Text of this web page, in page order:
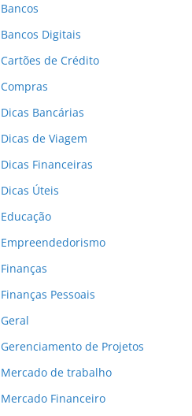
Bancos
Bancos Digitais
Cartões de Crédito
Compras
Dicas Bancárias
Dicas de Viagem
Dicas Financeiras
Dicas Úteis
Educação
Empreendedorismo
Finanças
Finanças Pessoais
Geral
Gerenciamento de Projetos
Mercado de trabalho
Mercado Financeiro